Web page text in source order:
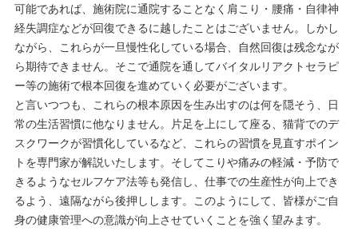
可能であれば、施術院に通院することなく肩こり・腰痛・自律神
経失調症などが回復できるに越したことはございません。しかし
ながら、これらが一旦慢性化している場合、自然回復は残念なが
ら期待できません。そこで通院を通してバイタルリアクトセラピ
ー等の施術で根本回復を進めていく必要がございます。
と言いつつも、これらの根本原因を生み出すのは何を隠そう、日
常の生活習慣に他なりません。片足を上にして座る、猫背でのデ
スクワークが習慣化しているなど、これらの習慣を見直すポイン
トを専門家が解説いたします。そしてこりや痛みの軽減・予防で
きるようなセルフケア法等も発信し、仕事での生産性が向上でき
るよう、遠隔ながら後押しします。このようにして、皆様がご自
身の健康管理への意識が向上させていくことを強く望みます。